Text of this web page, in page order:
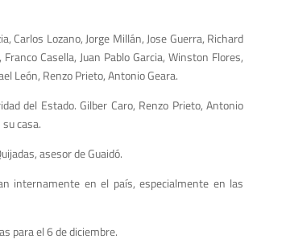
Carlos Lozano, Jorge Millán, Jose Guerra, Richard
Casella, Juan Pablo Garcia, Winston Flores,
León, Renzo Prieto, Antonio Geara.
del Estado. Gilber Caro, Renzo Prieto, Antonio
casa.
asesor de Guaidó.
internamente en el país, especialmente en las
para el 6 de diciembre.